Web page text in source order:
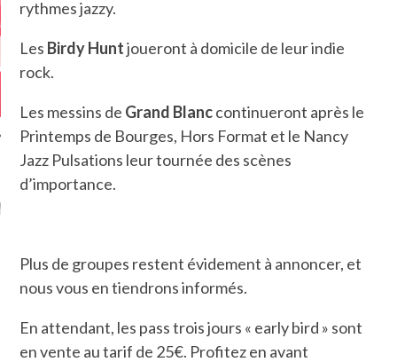
KARMA –
ANNIVERSAIRE
rythmes jazzy.
Les Birdy Huntjoueront à domicile de leur indie
rock.
Les messins de Grand Blanccontinueront après le
Printemps de Bourges, Hors Format et le Nancy
Jazz Pulsations leur tournée des scènes
d’importance.
Plus de groupes restent évidement à annoncer, et
nous vous en tiendrons informés.
En attendant, les pass trois jours « early bird » sont
en vente au tarif de 25€. Profitez en avant